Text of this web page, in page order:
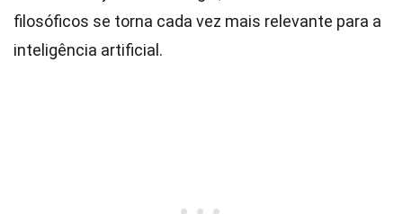
filosóficos se torna cada vez mais relevante para a
inteligência artificial.